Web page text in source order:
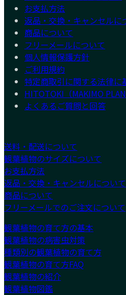
お支払方法
返品・交換・キャンセルに
商品について
フリーメールについて
個人情報保護方針
ご利用規約
特定商取引に関する法律に
HITOTOKI（MAKIMO
よくあるご質問と回答
送料・配送について
観葉植物のサイズについて
お支払方法
返品・交換・キャンセルについて
商品について
フリーメールでのご注文について
観葉植物の育て方の基本
観葉植物の病害虫対策
種類別の観葉植物の育て方
観葉植物の育て方FAQ
観葉植物の紹介
観葉植物図鑑